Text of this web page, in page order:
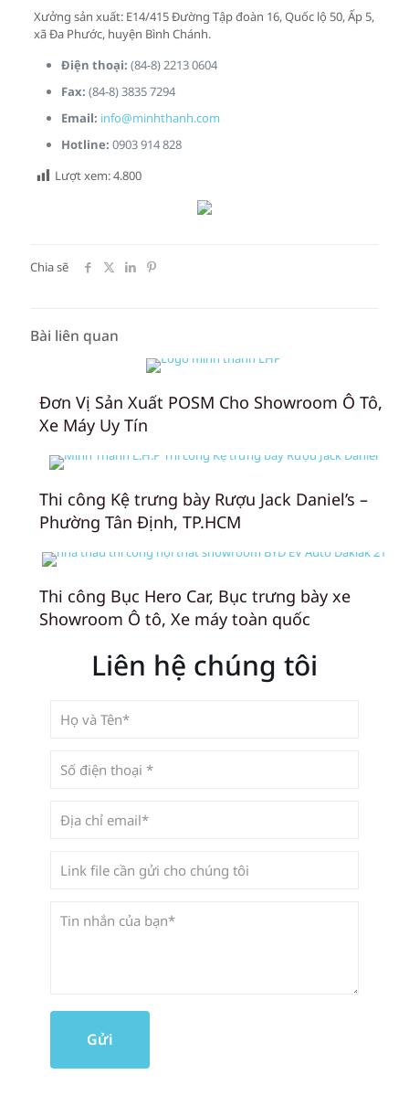
Xưởng sản xuất: E14/415 Đường Tập đoàn 16, Quốc lộ 50, Ấp 5,
xã Đa Phước, huyện Bình Chánh.
Điện thoại: (84-8) 2213 0604
Fax: (84-8) 3835 7294
Email: info@minhthanh.com
Hotline: 0903 914 828
Lượt xem:4.800
Chia sẽ
Bài liên quan
Đơn Vị Sản Xuất POSM Cho Showroom Ô Tô,
Xe Máy Uy Tín
Thi công Kệ trưng bày Rượu Jack Daniel’s –
Phường Tân Định, TP.HCM
Thi công Bục Hero Car, Bục trưng bày xe
Showroom Ô tô, Xe máy toàn quốc
Liên hệ chúng tôi